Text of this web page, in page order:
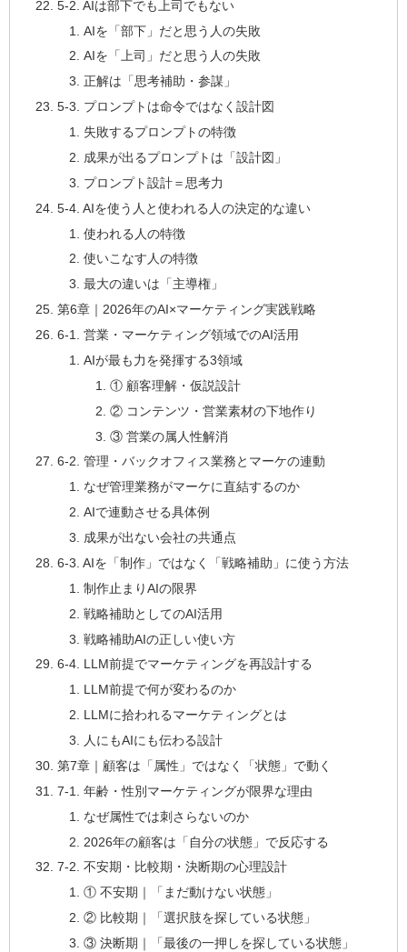
5-2. AIは部下でも上司でもない
AIを「部下」だと思う人の失敗
AIを「上司」だと思う人の失敗
正解は「思考補助・参謀」
5-3. プロンプトは命令ではなく設計図
失敗するプロンプトの特徴
成果が出るプロンプトは「設計図」
プロンプト設計＝思考力
5-4. AIを使う人と使われる人の決定的な違い
使われる人の特徴
使いこなす人の特徴
最大の違いは「主導権」
第6章｜2026年のAI×マーケティング実践戦略
6-1. 営業・マーケティング領域でのAI活用
AIが最も力を発揮する3領域
① 顧客理解・仮説設計
② コンテンツ・営業素材の下地作り
③ 営業の属人性解消
6-2. 管理・バックオフィス業務とマーケの連動
なぜ管理業務がマーケに直結するのか
AIで連動させる具体例
成果が出ない会社の共通点
6-3. AIを「制作」ではなく「戦略補助」に使う方法
制作止まりAIの限界
戦略補助としてのAI活用
戦略補助AIの正しい使い方
6-4. LLM前提でマーケティングを再設計する
LLM前提で何が変わるのか
LLMに拾われるマーケティングとは
人にもAIにも伝わる設計
第7章｜顧客は「属性」ではなく「状態」で動く
7-1. 年齢・性別マーケティングが限界な理由
なぜ属性では刺さらないのか
2026年の顧客は「自分の状態」で反応する
7-2. 不安期・比較期・決断期の心理設計
① 不安期｜「まだ動けない状態」
② 比較期｜「選択肢を探している状態」
③ 決断期｜「最後の一押しを探している状態」